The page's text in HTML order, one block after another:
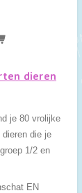
dieren
je 80 vrolijke
dieren die je
1/2 en
EN